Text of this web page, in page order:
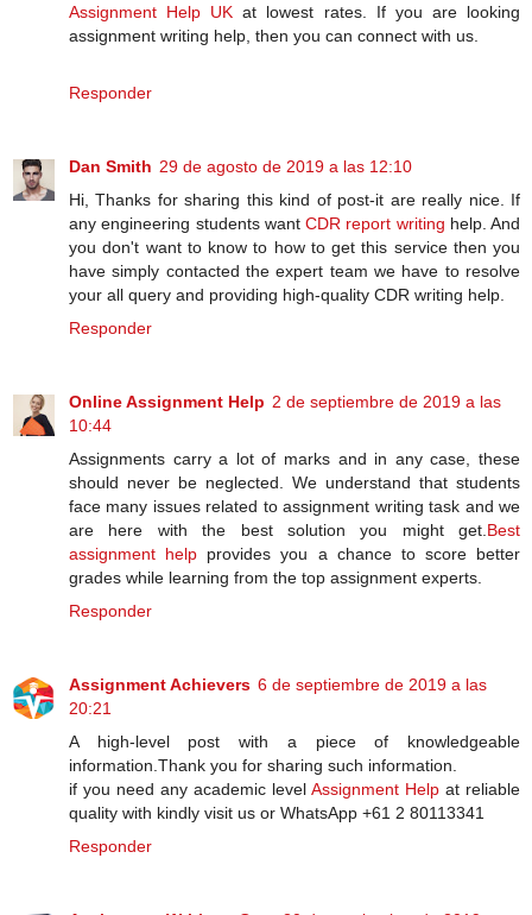
Assignment Help UK at lowest rates. If you are looking
assignment writing help, then you can connect with us.
Responder
Dan Smith 29 de agosto de 2019 a las 12:10
Hi, Thanks for sharing this kind of post-it are really nice. If
any engineering students want CDR report writing help. And
you don't want to know to how to get this service then you
have simply contacted the expert team we have to resolve
your all query and providing high-quality CDR writing help.
Responder
Online Assignment Help 2 de septiembre de 2019 a las
10:44
Assignments carry a lot of marks and in any case, these
should never be neglected. We understand that students
face many issues related to assignment writing task and we
are here with the best solution you might get. Best
assignment help provides you a chance to score better
grades while learning from the top assignment experts.
Responder
Assignment Achievers 6 de septiembre de 2019 a las
20:21
A high-level post with a piece of knowledgeable
information.Thank you for sharing such information.
if you need any academic level Assignment Help at reliable
quality with kindly visit us or WhatsApp +61 2 80113341
Responder